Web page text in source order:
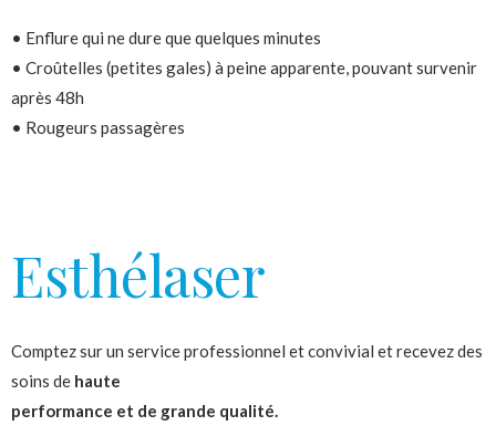
• Enflure qui ne dure que quelques minutes
• Croûtelles (petites gales) à peine apparente, pouvant survenir
après 48h
• Rougeurs passagères
Esthélaser
Comptez sur un service professionnel et convivial et recevez des
soins de haute
performance et de grande qualité.